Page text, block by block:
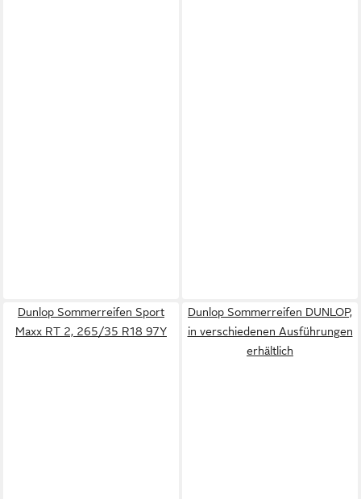
Dunlop Sommerreifen Sport
Maxx RT 2, 265/35 R18 97Y
Dunlop Sommerreifen DUNLOP,
in verschiedenen Ausführungen
erhältlich